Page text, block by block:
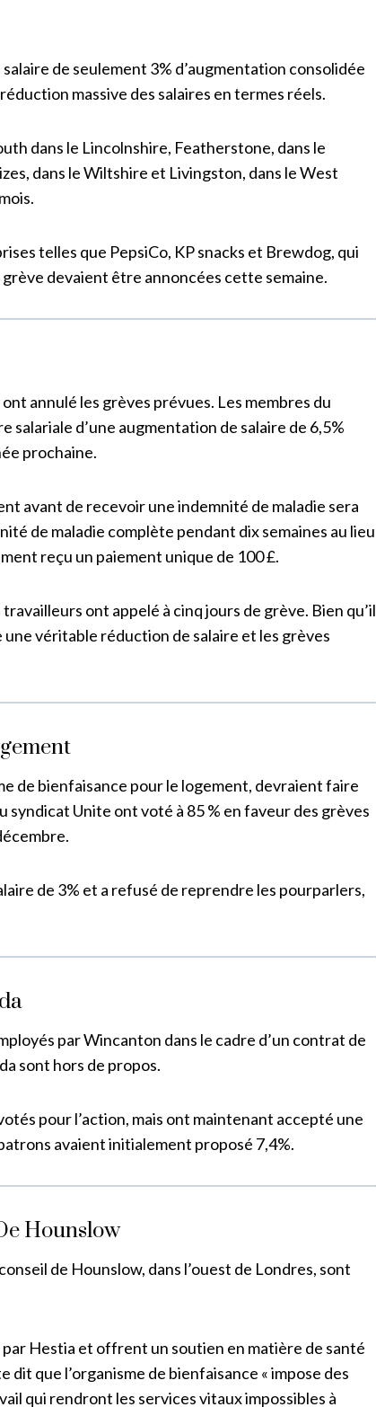
de seulement 3% d’augmentation consolidée
massive des salaires en termes réels.
dans le Lincolnshire, Featherstone, dans le
dans le Wiltshire et Livingston, dans le West
telles que PepsiCo, KP snacks et Brewdog, qui
devaient être annoncées cette semaine.
annulé les grèves prévues. Les membres du
d’une augmentation de salaire de 6,5%
prochaine.
avant de recevoir une indemnité de maladie sera
de maladie complète pendant dix semaines au lieu
reçu un paiement unique de 100 £.
ont appelé à cinq jours de grève. Bien qu’il
une véritable réduction de salaire et les grèves
de bienfaisance pour le logement, devraient faire
syndicat Unite ont voté à 85 % en faveur des grèves
de 3% et a refusé de reprendre les pourparlers,
par Wincanton dans le cadre d’un contrat de
sont hors de propos.
pour l’action, mais ont maintenant accepté une
avaient initialement proposé 7,4%.
Hounslow
de Hounslow, dans l’ouest de Londres, sont
Hestia et offrent un soutien en matière de santé
que l’organisme de bienfaisance « impose des
qui rendront les services vitaux impossibles à